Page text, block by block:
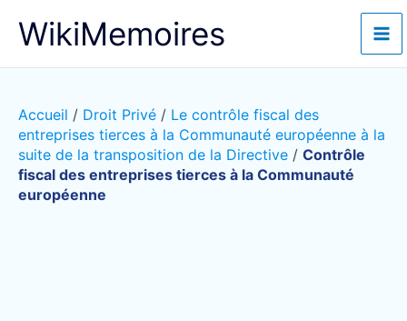
WikiMemoires
Accueil / Droit Privé / Le contrôle fiscal des
entreprises tierces à la Communauté européenne à la
suite de la transposition de la Directive / Contrôle
fiscal des entreprises tierces à la Communauté
européenne